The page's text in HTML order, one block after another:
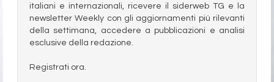
italiani e internazionali, ricevere il siderweb TG e la
newsletter Weekly con gli aggiornamenti più rilevanti
della settimana, accedere a pubblicazioni e analisi
esclusive della redazione.
Registrati ora.